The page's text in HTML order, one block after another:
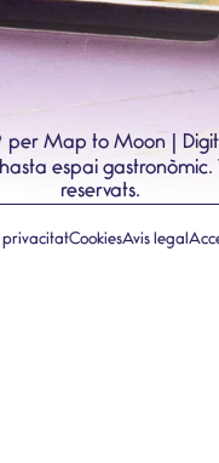
per Map to Moon |
espai gastronòmic.
reservats.
privacitatCookiesAvis legal